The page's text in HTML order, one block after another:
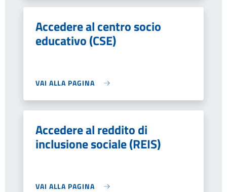
Accedere al centro socio
educativo (CSE)
VAI ALLA PAGINA
Accedere al reddito di
inclusione sociale (REIS)
VAI ALLA PAGINA